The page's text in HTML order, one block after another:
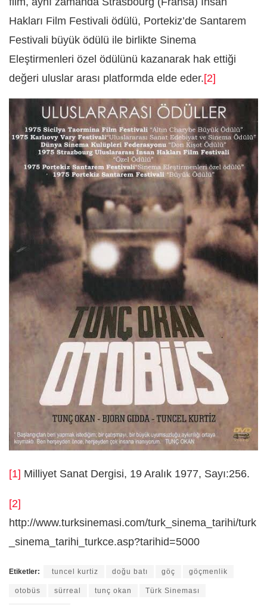
Hakları Film Festivali ödülü, Portekiz’de Santarem
Festivali büyük ödülü ile birlikte Sinema
Eleştirmenleri özel ödülünü kazanarak hak ettiği
değeri uluslar arası platformda elde eder.[2]
[1] Milliyet Sanat Dergisi, 19 Aralık 1977, Sayı:256.
[2]
http://www.turksinemasi.com/turk_sinema_tarihi/turk
_sinema_tarihi_turkce.asp?tarihid=5000
Etiketler: tuncel kurtiz doğu batı göç göçmenlik
otobüs sürreal tunç okan Türk Sineması